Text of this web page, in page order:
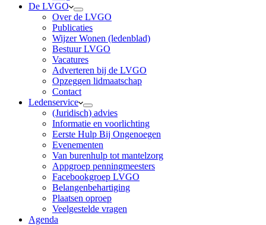
De LVGO
Over de LVGO
Publicaties
Wijzer Wonen (ledenblad)
Bestuur LVGO
Vacatures
Adverteren bij de LVGO
Opzeggen lidmaatschap
Contact
Ledenservice
(Juridisch) advies
Informatie en voorlichting
Eerste Hulp Bij Ongenoegen
Evenementen
Van burenhulp tot mantelzorg
Appgroep penningmeesters
Facebookgroep LVGO
Belangenbehartiging
Plaatsen oproep
Veelgestelde vragen
Agenda